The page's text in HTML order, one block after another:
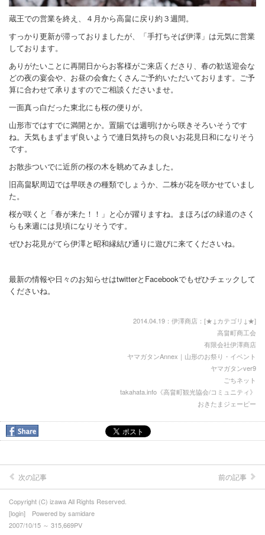
蔵王での営業を終え、４月から高畠に戻り約３週間。
すっかり更新が滞っておりましたが、「手打ちそば伊澤」は元気に営業
しております。
ありがたいことに再開日からお客様がご来店くださり、春の歓送迎会な
どの夜の宴会や、お昼の会食たくさんご予約いただいております。ご予
算に合わせて承りますのでご相談くださいませ。
一面真っ白だった東北にも桜の便りが。
山形市ではすでに満開とか。置賜では週明けから咲きそろいそうです
ね。天気もまずまず良いようで連日気持ちの良いお花見日和になりそう
です。
お散歩ついでに近所の桜の木を眺めてみました。
旧高畠駅周辺では早咲きの種類でしょうか、二株が花を咲かせていまし
た。
桜が咲くと「春が来た！！」と心が躍りますね。まほろばの緑道のさく
らも来週には見頃になりそうです。
ぜひお花見がてら伊澤と昭和縁結び通りに遊びに来てくださいね。
最新の情報や日々のお知らせはtwitterとFacebookでもぜひチェックして
くださいね。
2014.04.19：伊澤商店：[★↓カテゴリ↓★]
高畠町商工会
有限会社伊澤商店
ヤマガタンAnnex｜山形のお祭り・イベント
ヤマガタンver9
ごちネット
takahata.info《高畠町観光協会/コミュニティ》
おきたまジェーピー
次の記事 前の記事
Copyright (C) izawa All Rights Reserved.
[login] Powered by samidare
2007/10/15 ～ 315,669PV